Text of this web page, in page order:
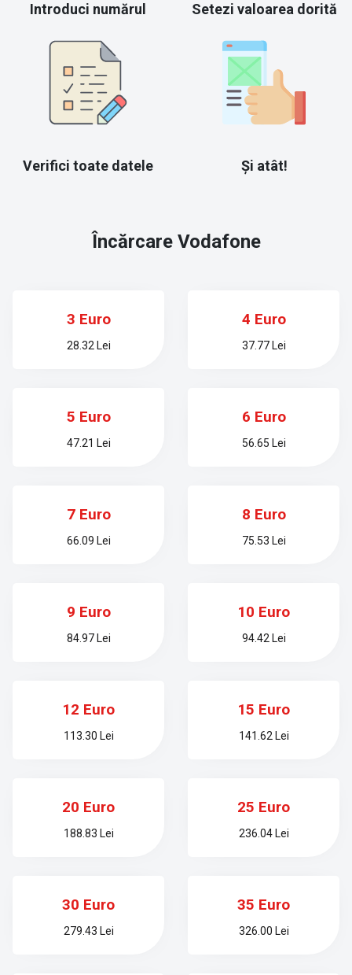
Introduci numărul Setezi valoarea dorită
Verifici toate datele Și atât!
Încărcare Vodafone
3 Euro
28.32 Lei
4 Euro
37.77 Lei
5 Euro
47.21 Lei
6 Euro
56.65 Lei
7 Euro
66.09 Lei
8 Euro
75.53 Lei
9 Euro
84.97 Lei
10 Euro
94.42 Lei
12 Euro
113.30 Lei
15 Euro
141.62 Lei
20 Euro
188.83 Lei
25 Euro
236.04 Lei
30 Euro
279.43 Lei
35 Euro
326.00 Lei